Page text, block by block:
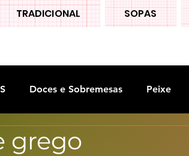
TRADICIONAL SOPAS
Doces e Sobremesas Peixe
grego